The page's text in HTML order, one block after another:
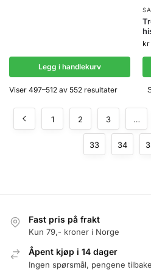
Legg i handlekurv
kr
Viser 497–512 av 552 resultater
1 2 3 …
33 34
Fast pris på frakt
Kun 79,- kroner i Norge
Åpent kjøp i 14 dager
Ingen spørsmål, pengene tilbake